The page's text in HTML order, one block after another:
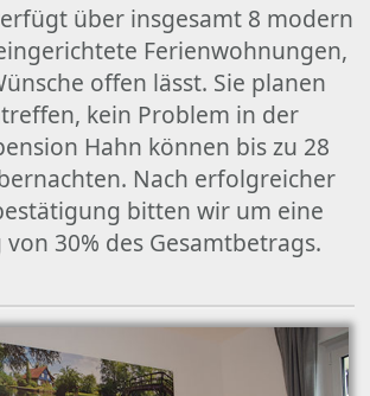
über insgesamt 8 modern
Ferienwohnungen,
offen lässt. Sie planen
kein Problem in der
Hahn können bis zu 28
Nach erfolgreicher
bitten wir um eine
30% des Gesamtbetrags.